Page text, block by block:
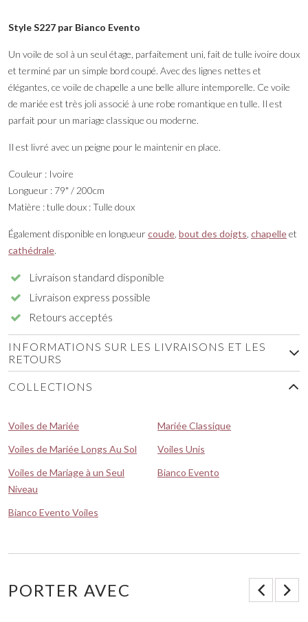
Style S227 par Bianco Evento
Un voile de sol à un seul étage, parfaitement uni, fait de tulle ivoire doux
et terminé par un simple bord coupé. Avec des lignes nettes et
élégantes, ce voile de chapelle a une belle allure intemporelle. Ce voile
de mariée est très joli associé à une robe romantique en tulle. Il est
parfait pour un mariage classique ou moderne.
Il est livré avec un peigne pour le maintenir en place.
Couleur : Ivoire
Longueur : 79" / 200cm
Matière : tulle doux : Tulle doux
Également disponible en longueurcoude, bout des doigts, chapelleet
cathédrale.
Livraison standard disponible
Livraison express possible
Retours acceptés
INFORMATIONS SUR LES LIVRAISONS ET LES
RETOURS
COLLECTIONS
Voiles de Mariée
Mariée Classique
Voiles de Mariée Longs Au Sol
Voiles Unis
Voiles de Mariage à un Seul
Niveau
Bianco Evento
Bianco Evento Voiles
PORTER AVEC